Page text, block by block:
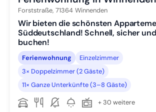
Forststraße, 71364 Winnenden
Wir bieten die schönsten
Süddeutschland! Schnell, sicher
buchen!
Ferienwohnung
Einzelzimmer
3× Doppelzimmer (2 Gäste)
11× Ganze Unterkünfte (3–8 Gäste)
+ 30 weitere